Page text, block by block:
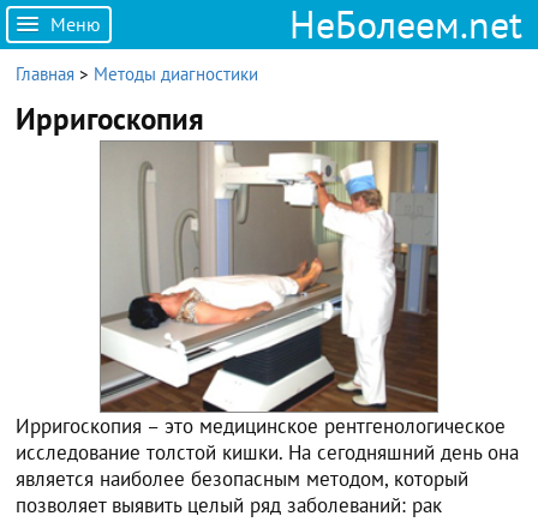
Меню НеБолеем.net
Главная > Методы диагностики
Ирригоскопия
Ирригоскопия – это медицинское рентгенологическое
исследование толстой кишки. На сегодняшний день она
является наиболее безопасным методом, который
позволяет выявить целый ряд заболеваний: рак